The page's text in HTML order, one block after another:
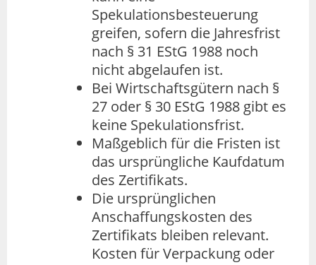
Spekulationsbesteuerung
greifen, sofern die Jahresfrist
nach § 31 EStG 1988 noch
nicht abgelaufen ist.
Bei Wirtschaftsgütern nach §
27 oder § 30 EStG 1988 gibt es
keine Spekulationsfrist.
Maßgeblich für die Fristen ist
das ursprüngliche Kaufdatum
des Zertifikats.
Die ursprünglichen
Anschaffungskosten des
Zertifikats bleiben relevant.
Kosten für Verpackung oder